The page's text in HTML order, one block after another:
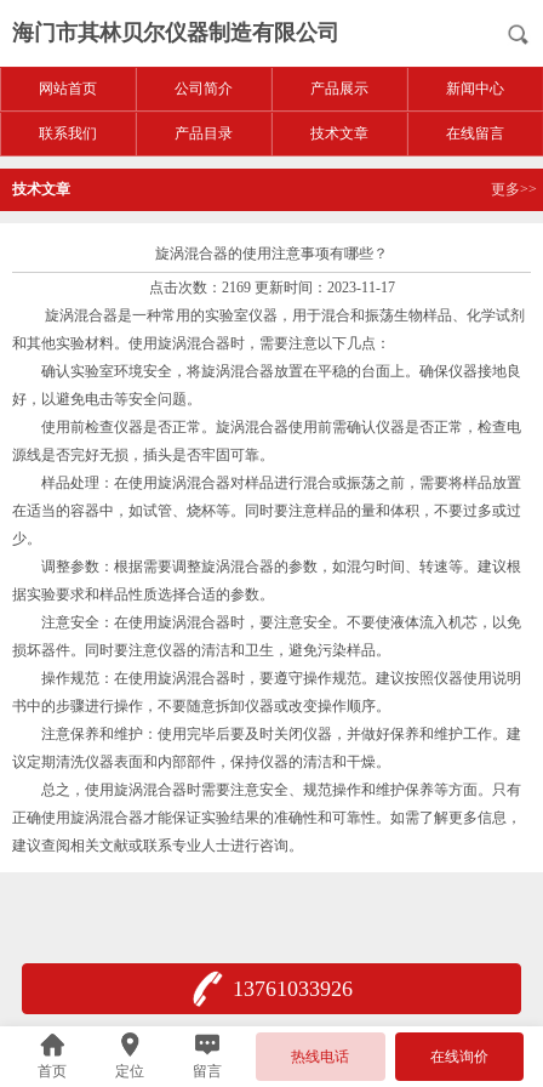
海门市其林贝尔仪器制造有限公司
网站首页 公司简介 产品展示 新闻中心
联系我们 产品目录 技术文章 在线留言
技术文章 更多>>
旋涡混合器的使用注意事项有哪些？
点击次数：2169 更新时间：2023-11-17
旋涡混合器是一种常用的实验室仪器，用于混合和振荡生物样品、化学试剂
和其他实验材料。使用旋涡混合器时，需要注意以下几点：
确认实验室环境安全，将旋涡混合器放置在平稳的台面上。确保仪器接地良
好，以避免电击等安全问题。
使用前检查仪器是否正常。旋涡混合器使用前需确认仪器是否正常，检查电
源线是否完好无损，插头是否牢固可靠。
样品处理：在使用旋涡混合器对样品进行混合或振荡之前，需要将样品放置
在适当的容器中，如试管、烧杯等。同时要注意样品的量和体积，不要过多或过
少。
调整参数：根据需要调整旋涡混合器的参数，如混匀时间、转速等。建议根
据实验要求和样品性质选择合适的参数。
注意安全：在使用旋涡混合器时，要注意安全。不要使液体流入机芯，以免
损坏器件。同时要注意仪器的清洁和卫生，避免污染样品。
操作规范：在使用旋涡混合器时，要遵守操作规范。建议按照仪器使用说明
书中的步骤进行操作，不要随意拆卸仪器或改变操作顺序。
注意保养和维护：使用完毕后要及时关闭仪器，并做好保养和维护工作。建
议定期清洗仪器表面和内部部件，保持仪器的清洁和干燥。
总之，使用旋涡混合器时需要注意安全、规范操作和维护保养等方面。只有
正确使用旋涡混合器才能保证实验结果的准确性和可靠性。如需了解更多信息，
建议查阅相关文献或联系专业人士进行咨询。
13761033926
首页 定位 留言
热线电话 在线询价